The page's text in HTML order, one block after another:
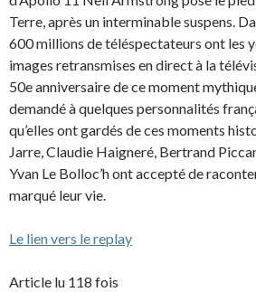
Terre, après un interminable suspens.
600 millions de téléspectateurs ont les
images retransmises en direct à la
50e anniversaire de ce moment
demandé à quelques personnalités
qu’elles ont gardés de ces moments
Jarre, Claudie Haigneré, Bertrand
Yvan Le Bolloc’h ont accepté de
marqué leur vie.
Le lien vers le replay
Article lu 118 fois